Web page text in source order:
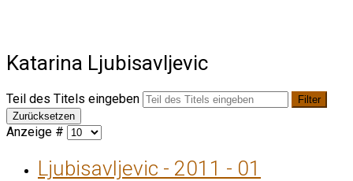
Katarina Ljubisavljevic
Teil des Titels eingeben
Filter
Zurücksetzen
Anzeige #
Ljubisavljevic - 2011 - 01